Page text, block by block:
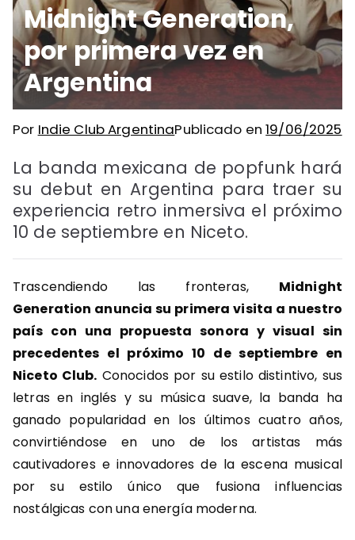
Midnight Generation,
por primera vez en
Argentina
Por Indie Club ArgentinaPublicado en19/06/2025
La banda mexicana de popfunk hará
su debut en Argentina para traer su
experiencia retro inmersiva el próximo
10 de septiembre en Niceto.
Trascendiendo las fronteras, Midnight
Generation anuncia su primera visita a nuestro
país con una propuesta sonora y visual sin
precedentes el próximo 10 de septiembre en
Niceto Club. Conocidos por su estilo distintivo, sus
letras en inglés y su música suave, la banda ha
ganado popularidad en los últimos cuatro años,
convirtiéndose en uno de los artistas más
cautivadores e innovadores de la escena musical
por su estilo único que fusiona influencias
nostálgicas con una energía moderna.